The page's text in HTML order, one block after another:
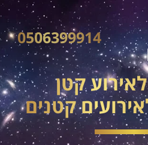
0506399914
קטן
קטנים